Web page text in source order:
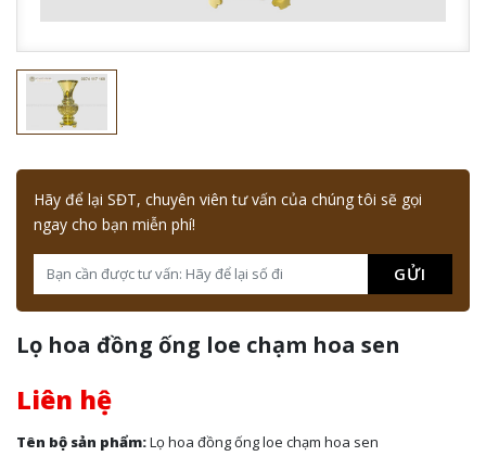
Hãy để lại SĐT, chuyên viên tư vấn của chúng tôi sẽ gọi
ngay cho bạn miễn phí!
GỬI
Lọ hoa đồng ống loe chạm hoa sen
Liên hệ
Tên bộ sản phẩm:Lọ hoa đồng ống loe chạm hoa sen